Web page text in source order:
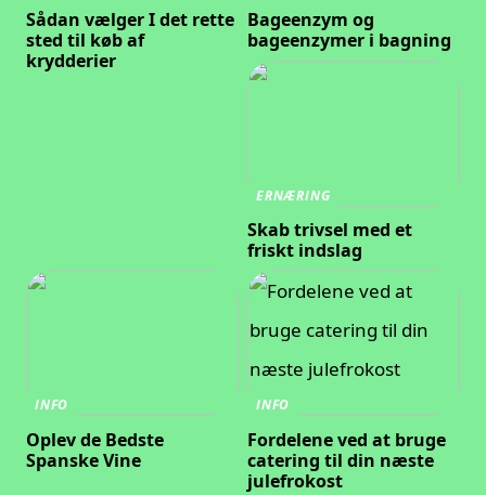
Sådan vælger I det rette
sted til køb af
krydderier
Bageenzym og
bageenzymer i bagning
ERNÆRING
Skab trivsel med et
friskt indslag
INFO
Oplev de Bedste
Spanske Vine
INFO
Fordelene ved at bruge
catering til din næste
julefrokost